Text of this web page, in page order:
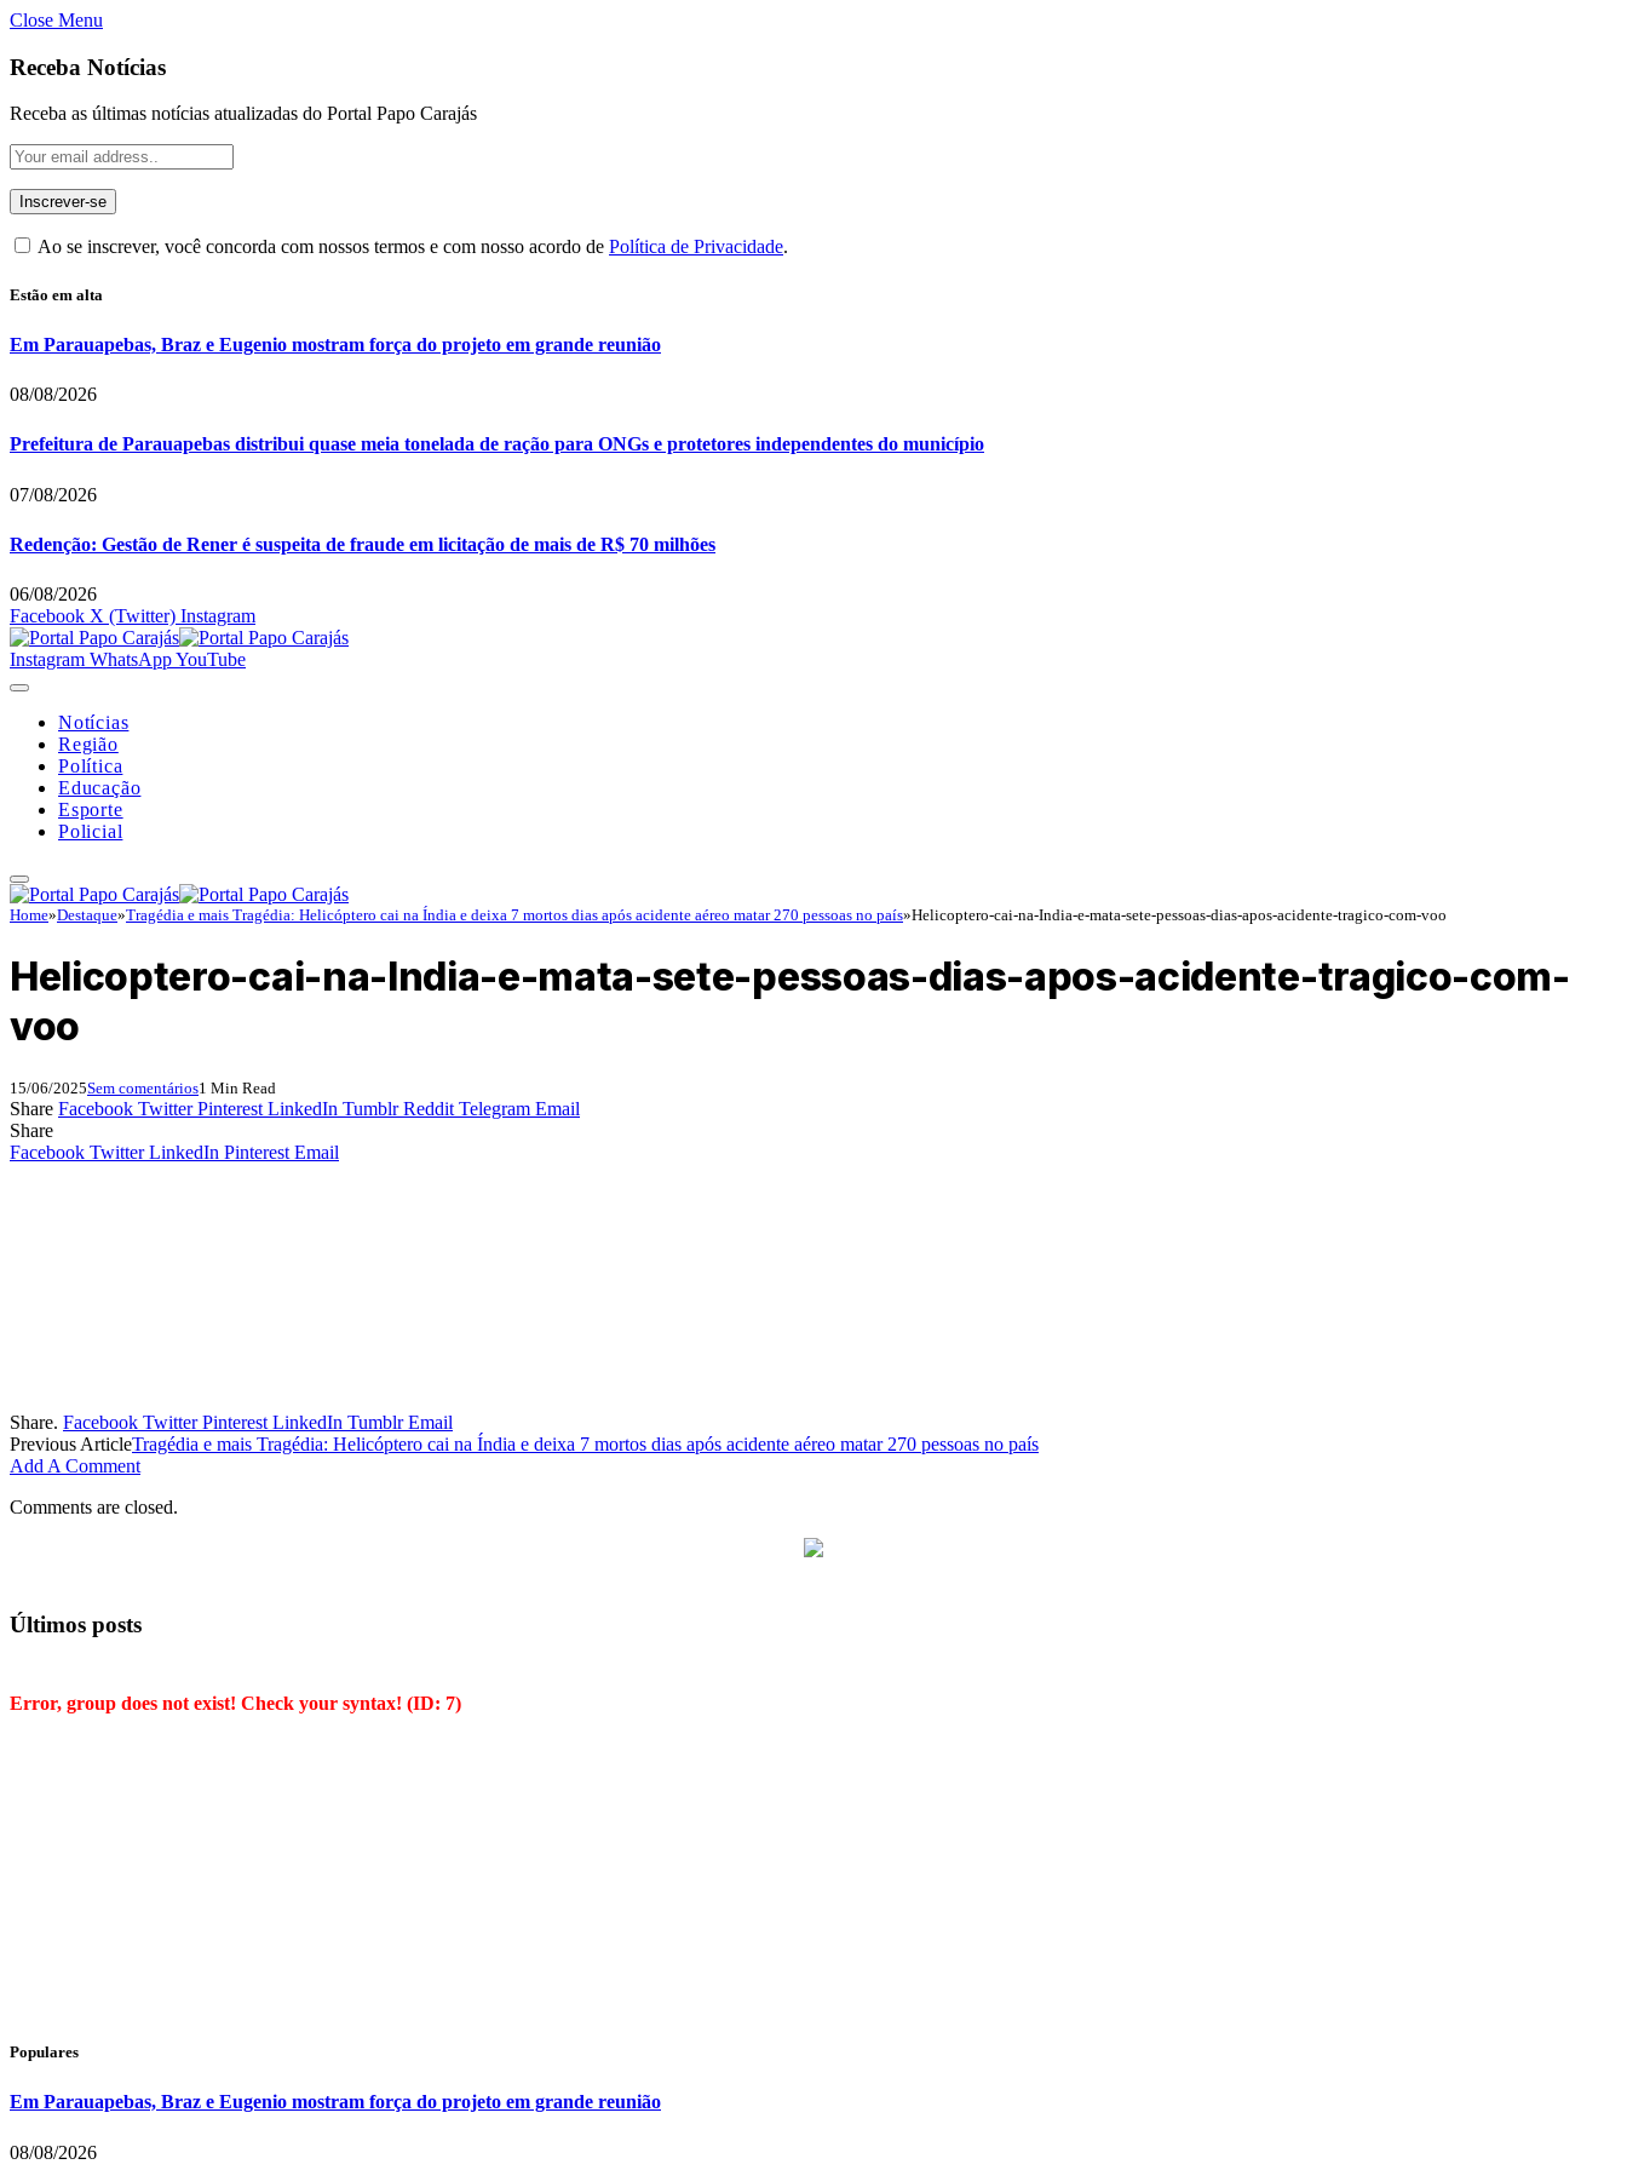
Close Menu
Receba Notícias
Receba as últimas notícias atualizadas do Portal Papo Carajás
Ao se inscrever, você concorda com nossos termos e com nosso acordo de Política de Privacidade.
Estão em alta
Em Parauapebas, Braz e Eugenio mostram força do projeto em grande reunião
08/08/2026
Prefeitura de Parauapebas distribui quase meia tonelada de ração para ONGs e protetores independentes do município
07/08/2026
Redenção: Gestão de Rener é suspeita de fraude em licitação de mais de R$ 70 milhões
06/08/2026
Facebook X (Twitter) Instagram
Instagram WhatsAppYouTube
Notícias
Região
Política
Educação
Esporte
Policial
Home»Destaque»Tragédia e mais Tragédia: Helicóptero cai na Índia e deixa 7 mortos dias após acidente aéreo matar 270 pessoas no país»Helicoptero-cai-na-India-e-mata-sete-pessoas-dias-apos-acidente-tragico-com-voo
Helicoptero-cai-na-India-e-mata-sete-pessoas-dias-apos-acidente-tragico-com-
voo
15/06/2025Sem comentários1 Min Read
Share Facebook Twitter Pinterest LinkedIn Tumblr Reddit Telegram Email
Share
Facebook Twitter LinkedIn Pinterest Email
Share. Facebook Twitter Pinterest LinkedIn Tumblr Email
Previous ArticleTragédia e mais Tragédia: Helicóptero cai na Índia e deixa 7 mortos dias após acidente aéreo matar 270 pessoas no país
Add A Comment
Comments are closed.
Últimos posts
Error, group does not exist! Check your syntax! (ID: 7)
Populares
Em Parauapebas, Braz e Eugenio mostram força do projeto em grande reunião
08/08/2026